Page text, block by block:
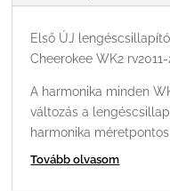
Első ÚJ
Cheerokee WK2
A harmonika minden
változás a
harmonika
Tovább olvasom